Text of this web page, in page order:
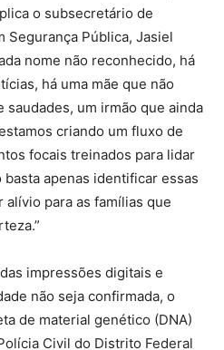
o subsecretário de
Segurança Pública, Jasiel
nome não reconhecido, há
há uma mãe que não
um irmão que ainda
criando um fluxo de
focais treinados para lidar
apenas identificar essas
para as famílias que
impressões digitais e
não seja confirmada, o
de material genético (DNA)
Civil do Distrito Federal